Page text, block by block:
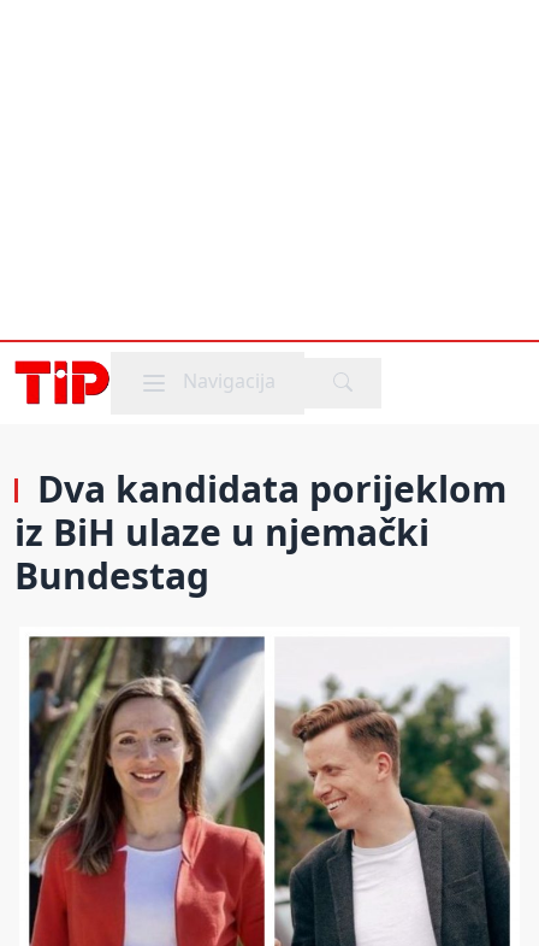
Mobile menu
Navigacija
Dva kandidata porijeklom
iz BiH ulaze u njemački
Bundestag